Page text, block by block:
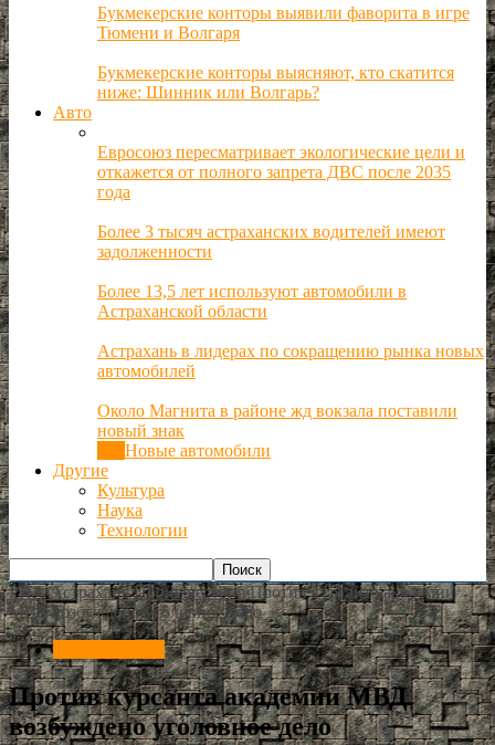
Букмекерские конторы выявили фаворита в игре
Тюмени и Волгаря
Букмекерские конторы выясняют, кто скатится
ниже: Шинник или Волгарь?
Авто
Евросоюз пересматривает экологические цели и
откажется от полного запрета ДВС после 2035
года
Более 3 тысяч астраханских водителей имеют
задолженности
Более 13,5 лет используют автомобили в
Астраханской области
Астрахань в лидерах по сокращению рынка новых
автомобилей
Около Магнита в районе жд вокзала поставили
новый знак
Новые автомобили
Другие
Культура
Наука
Технологии
РИА Астрахань Происшествия Против курсанта академии
МВД возбуждено уголовное дело
Против курсанта академии МВД
возбуждено уголовное дело